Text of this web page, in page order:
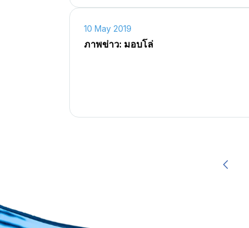
10 May 2019
ภาพข่าว: มอบโล่